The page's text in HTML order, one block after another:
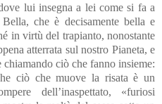
lui insegna a lei come si fa a
che è decisamente bella e
in virtù del trapianto, nonostante
atterrata sul nostro Pianeta, e
ciò che fanno insieme:
ciò che muove la risata è un
dell’inaspettato, «furiosi